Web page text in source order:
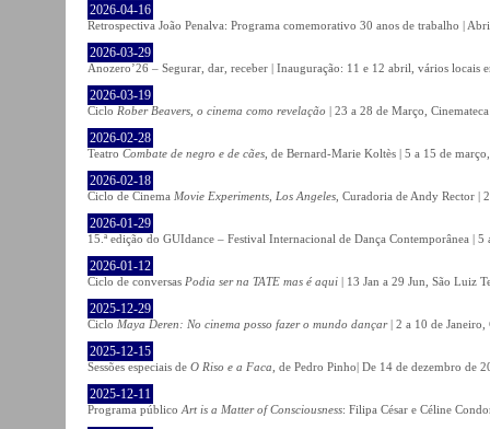
2026-04-16
Retrospectiva João Penalva: Programa comemorativo 30 anos de trabalho |
2026-03-29
Anozero’26 – Segurar, dar, receber | Inauguração: 11 e 12 abril, vários locais
2026-03-19
Ciclo Rober Beavers, o cinema como revelação | 23 a 28 de Março,
2026-02-28
Teatro Combate de negro e de cães , de Bernard-Marie Koltès | 5 a 15 de
2026-02-18
Ciclo de Cinema Movie Experiments, Los Angeles , Curadoria de Andy Rector
2026-01-29
15.ª edição do GUIdance – Festival Internacional de Dança Contemporânea |
2026-01-12
Ciclo de conversas Podia ser na TATE mas é aqui | 13 Jan a 29 Jun, São Luiz
2025-12-29
Ciclo Maya Deren: No cinema posso fazer o mundo dançar| 2 a 10 de Janeiro,
2025-12-15
Sessões especiais de O Riso e a Faca , de Pedro Pinho| De 14 de dezembro de
2025-12-11
Programa público Art is a Matter of Consciousness: Filipa César e Céline